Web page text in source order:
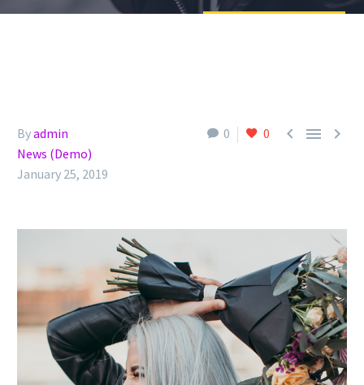
0 0   
Byadmin
News (Demo)
January 25, 2019